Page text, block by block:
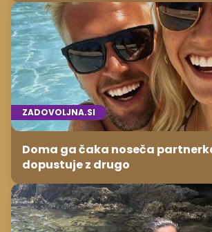
ZADOVOLJNA.SI
Doma ga čaka noseča
dopustuje z drugo